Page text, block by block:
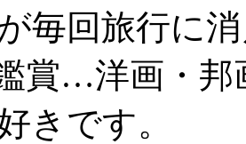
毎回旅行に
賞…洋画・邦
きです。